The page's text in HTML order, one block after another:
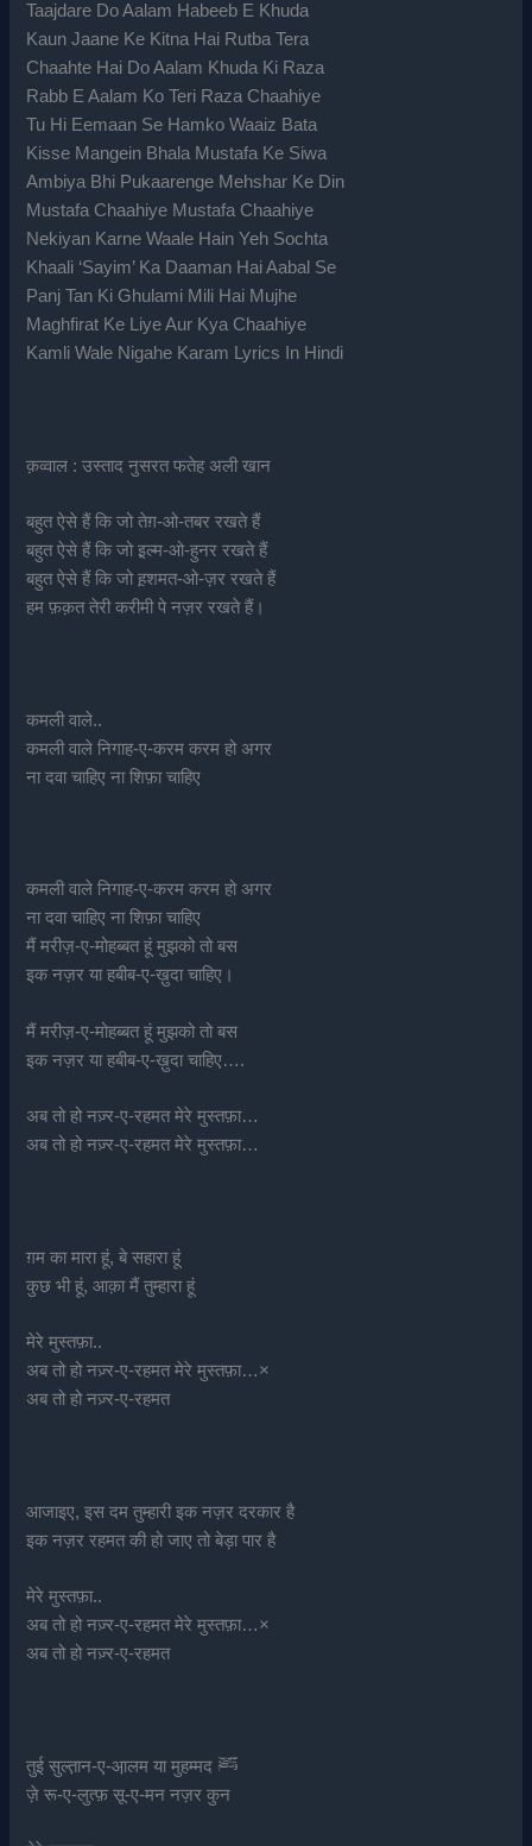
Taajdare Do Aalam Habeeb E Khuda
Kaun Jaane Ke Kitna Hai Rutba Tera
Chaahte Hai Do Aalam Khuda Ki Raza
Rabb E Aalam Ko Teri Raza Chaahiye
Tu Hi Eemaan Se Hamko Waaiz Bata
Kisse Mangein Bhala Mustafa Ke Siwa
Ambiya Bhi Pukaarenge Mehshar Ke Din
Mustafa Chaahiye Mustafa Chaahiye
Nekiyan Karne Waale Hain Yeh Sochta
Khaali ‘Sayim’ Ka Daaman Hai Aabal Se
Panj Tan Ki Ghulami Mili Hai Mujhe
Maghfirat Ke Liye Aur Kya Chaahiye
Kamli Wale Nigahe Karam Lyrics In Hindi
क़व्वाल : उस्ताद नुसरत फतेह अली खान
बहुत ऐसे हैं कि जो तेग़-ओ-तबर रखते हैं
बहुत ऐसे हैं कि जो इ़ल्म-ओ-हुनर रखते हैं
बहुत ऐसे हैं कि जो ह़शमत-ओ-ज़र रखते हैं
हम फ़क़त तेरी करीमी पे नज़र रखते हैं।
कमली वाले..
कमली वाले निगाह-ए-करम करम हो अगर
ना दवा चाहिए ना शिफ़ा चाहिए
कमली वाले निगाह-ए-करम करम हो अगर
ना दवा चाहिए ना शिफ़ा चाहिए
मैं मरीज़-ए-मोहब्बत हूं मुझको तो बस
इक नज़र या हबीब-ए-ख़ुदा चाहिए।
मैं मरीज़-ए-मोहब्बत हूं मुझको तो बस
इक नज़र या हबीब-ए-ख़ुदा चाहिए….
अब तो हो नज़्र-ए-रहमत मेरे मुस्तफ़ा…
अब तो हो नज़्र-ए-रहमत मेरे मुस्तफ़ा…
ग़म का मारा हूं, बे सहारा हूं
कुछ भी हूं, आक़ा मैं तुम्हारा हूं
मेरे मुस्तफ़ा..
अब तो हो नज़्र-ए-रहमत मेरे मुस्तफ़ा…×
अब तो हो नज़्र-ए-रहमत
आजाइए, इस दम तुम्हारी इक नज़र दरकार है
इक नज़र रहमत की हो जाए तो बेड़ा पार है
मेरे मुस्तफ़ा..
अब तो हो नज़्र-ए-रहमत मेरे मुस्तफ़ा…×
अब तो हो नज़्र-ए-रहमत
तुई सुल्त़ान-ए-आ़लम या मुहम्मद ﷺ
ज़े रू-ए-लुत्फ़ सू-ए-मन नज़र कुन